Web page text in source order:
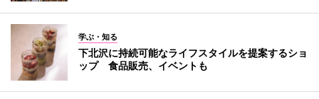
学ぶ・知る
下北沢に持続可能なライフスタイルを提案するショ
ップ 食品販売、イベントも